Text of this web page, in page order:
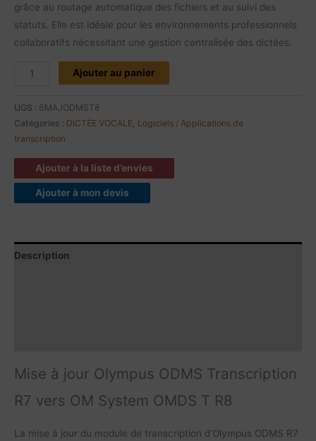
grâce au routage automatique des fichiers et au suivi des
statuts. Elle est idéale pour les environnements professionnels
collaboratifs nécessitant une gestion centralisée des dictées.
Ajouter au panier
UGS : 6MAJODMST8
Catégories : DICTÉE VOCALE, Logiciels / Applications de
transcription
Ajouter à la liste d’envies
Ajouter à mon devis
Description
Mise à jour Olympus ODMS Transcription
R7 vers OM System OMDS T R8
La mise à jour du module de transcription d’Olympus ODMS R7